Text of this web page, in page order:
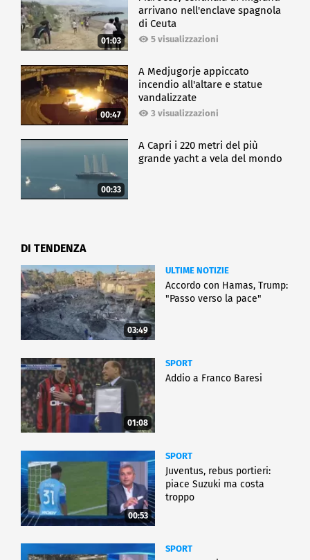
01:03
arrivano nell'enclave spagnola
di Ceuta
5 visualizzazioni
00:47
A Medjugorje appiccato
incendio all'altare e statue
vandalizzate
3 visualizzazioni
00:33
A Capri i 220 metri del più
grande yacht a vela del mondo
DI TENDENZA
03:49
ULTIME NOTIZIE
Accordo con Hamas, Trump:
"Passo verso la pace"
01:08
SPORT
Addio a Franco Baresi
00:53
SPORT
Juventus, rebus portieri:
piace Suzuki ma costa
troppo
SPORT